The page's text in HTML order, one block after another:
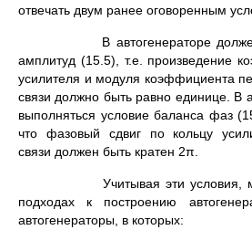
отвечать двум ранее оговоренным
В автогенераторе должен
амплитуд (15.5), т.е. произведение
усилителя и модуля коэффициента
связи должно быть равно единице. В
выполняться условие баланса фаз
что фазовый сдвиг по кольцу
связи должен быть кратен 2π.
Учитывая эти условия,
подходах к пост­роению
автогенераторы, в которых: